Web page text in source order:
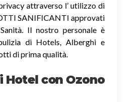
attraverso l’ utilizzo di
SANIFICANTI approvati
Il nostro personale è
di Hotels, Alberghi e
di prima qualità.
Hotel con Ozono